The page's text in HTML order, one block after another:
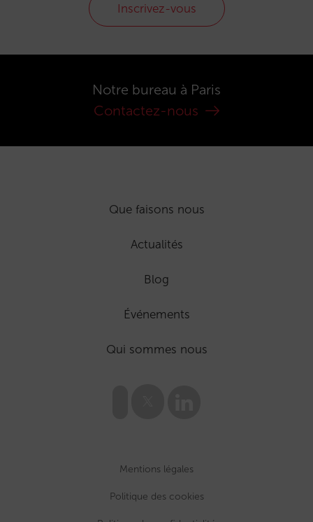
Inscrivez-vous
Notre bureau à Paris
Contactez-nous
Que faisons nous
Actualités
Blog
Événements
Qui sommes nous
Mentions légales
Politique des cookies